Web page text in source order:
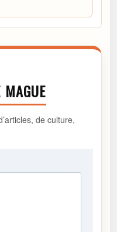
MAGUE
de culture,